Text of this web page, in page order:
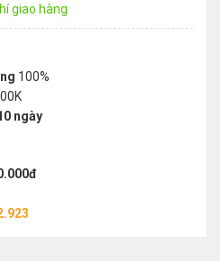
giao hàng
100%
ngày